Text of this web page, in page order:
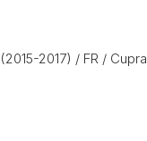
2017) / FR / Cupra